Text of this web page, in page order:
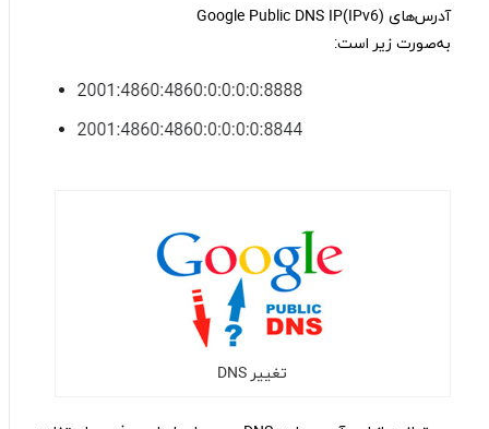
آدرس‌های (Google Public DNS IP(IPv6
به‌صورت زیر است:
تغییر DNS